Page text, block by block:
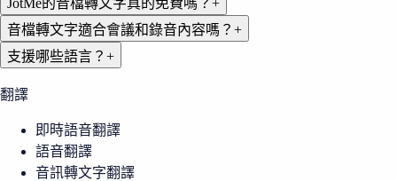
JotMe的音檔轉文字真的免費嗎？ +
音檔轉文字適合會議和錄音內容嗎？ +
支援哪些語言？ +
翻譯
即時語音翻譯
語音翻譯
音訊轉文字翻譯